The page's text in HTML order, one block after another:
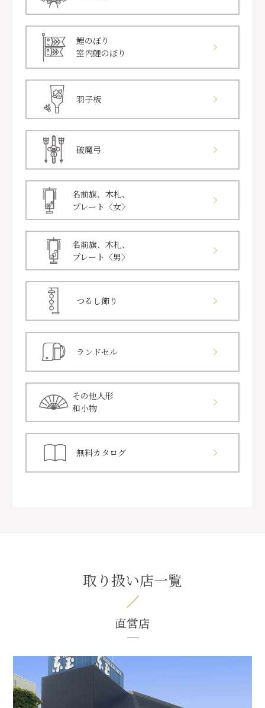
鯉のぼり
室内鯉のぼり
羽子板
破魔弓
名前旗、木札、
プレート〈女〉
名前旗、木札、
プレート〈男〉
つるし飾り
ランドセル
その他人形
和小物
無料カタログ
取り扱い店一覧
直営店